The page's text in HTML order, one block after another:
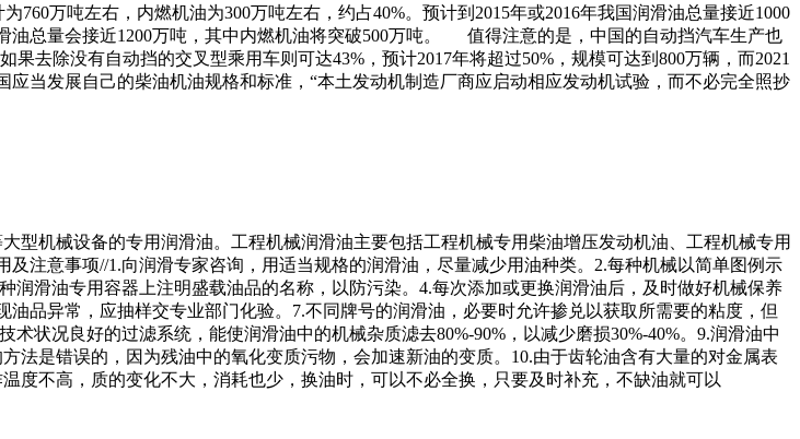
760万吨左右，内燃机油为300万吨左右，约占40%。预计到2015年或2016年我国润滑油总量接近1000
油总量会接近1200万吨，其中内燃机油将突破500万吨。 值得注意的是，中国的自动挡汽车生产也
去除没有自动挡的交叉型乘用车则可达43%，预计2017年将超过50%，规模可达到800万辆，而2021
发展自己的柴油机油规格和标准，“本土发动机制造厂商应启动相应发动机试验，而不必完全照抄
型机械设备的专用润滑油。工程机械润滑油主要包括工程机械专用柴油增压发动机油、工程机械专用
注意事项//1.向润滑专家咨询，用适当规格的润滑油，尽量减少用油种类。2.每种机械以简单图例示
滑油专用容器上注明盛载油品的名称，以防污染。4.每次添加或更换润滑油后，及时做好机械保养
品异常，应抽样交专业部门化验。7.不同牌号的润滑油，必要时允许掺兑以获取所需要的粘度，但
状况良好的过滤系统，能使润滑油中的机械杂质滤去80%-90%，以减少磨损30%-40%。9.润滑油中
是错误的，因为残油中的氧化变质污物，会加速新油的变质。10.由于齿轮油含有大量的对金属表
度不高，质的变化不大，消耗也少，换油时，可以不必全换，只要及时补充，不缺油就可以